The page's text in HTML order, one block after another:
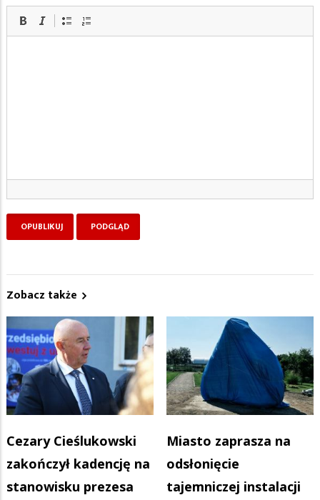
Zobacz także
Cezary Cieślukowski
zakończył kadencję na
stanowisku prezesa
Miasto zaprasza na
odsłonięcie
tajemniczej instalacji